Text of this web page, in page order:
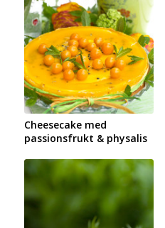
Cheesecake med
passionsfrukt & physalis